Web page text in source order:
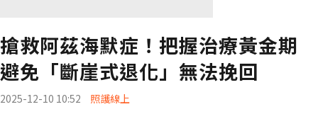
搶救阿茲海默症！把握治療黃金期
避免「斷崖式退化」無法挽回
2025-12-10 10:52 照護線上